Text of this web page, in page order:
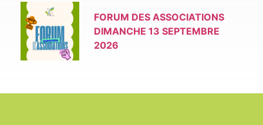
FORUM DES ASSOCIATIONS
DIMANCHE 13 SEPTEMBRE
2026